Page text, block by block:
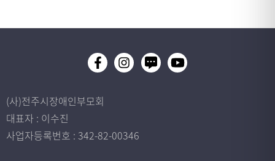
(사)전주시장애인부모회
대표자 : 이수진
사업자등록번호 : 342-82-00346